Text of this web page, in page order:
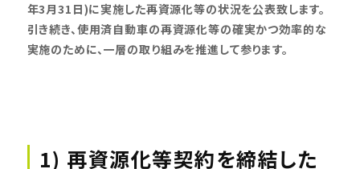
年3月31日)に実施した再資源化等の状況を公表致します。
引き続き、使用済自動車の再資源化等の確実かつ効率的な
実施のために、一層の取り組みを推進して参ります。
1) 再資源化等契約を締結した